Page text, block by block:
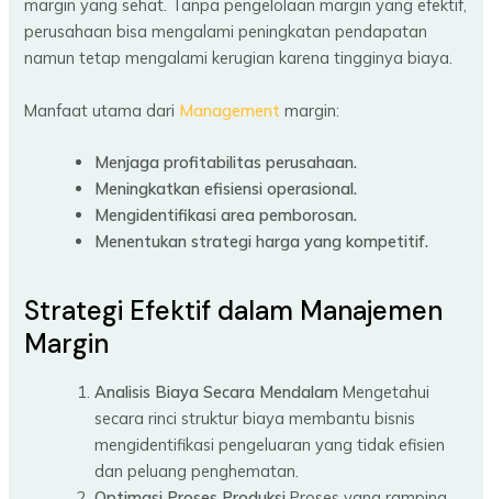
margin yang sehat. Tanpa pengelolaan margin yang efektif,
perusahaan bisa mengalami peningkatan pendapatan
namun tetap mengalami kerugian karena tingginya biaya.
Manfaat utama dari Management margin:
Menjaga profitabilitas perusahaan.
Meningkatkan efisiensi operasional.
Mengidentifikasi area pemborosan.
Menentukan strategi harga yang kompetitif.
Strategi Efektif dalam Manajemen
Margin
Analisis Biaya Secara Mendalam Mengetahui
secara rinci struktur biaya membantu bisnis
mengidentifikasi pengeluaran yang tidak efisien
dan peluang penghematan.